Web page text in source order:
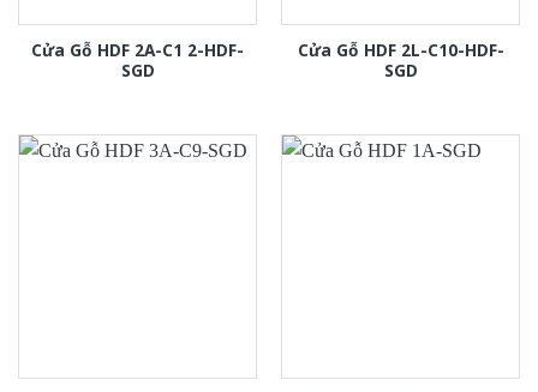
Cửa Gỗ HDF 2A-C1 2-HDF-
SGD
Cửa Gỗ HDF 2L-C10-HDF-
SGD